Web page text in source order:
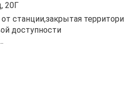
20Г
станции,закрытая
доступности